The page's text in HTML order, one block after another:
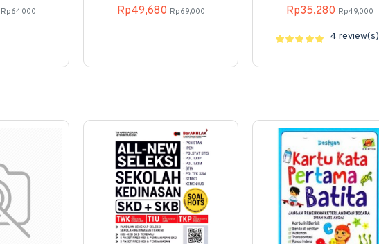
Rp64,000 Rp49,680 Rp69,000 Rp35,280 Rp49,000
4 review(s)